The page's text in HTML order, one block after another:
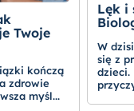
Twoje
kończą
zdrowie
myśl...
Lęk i
W
się z
dzieci.